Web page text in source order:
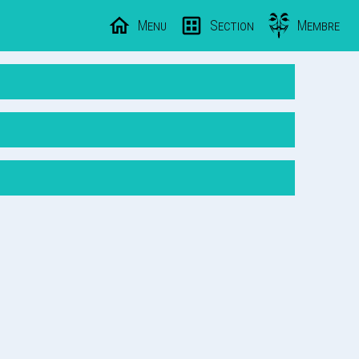
Menu Section Membre